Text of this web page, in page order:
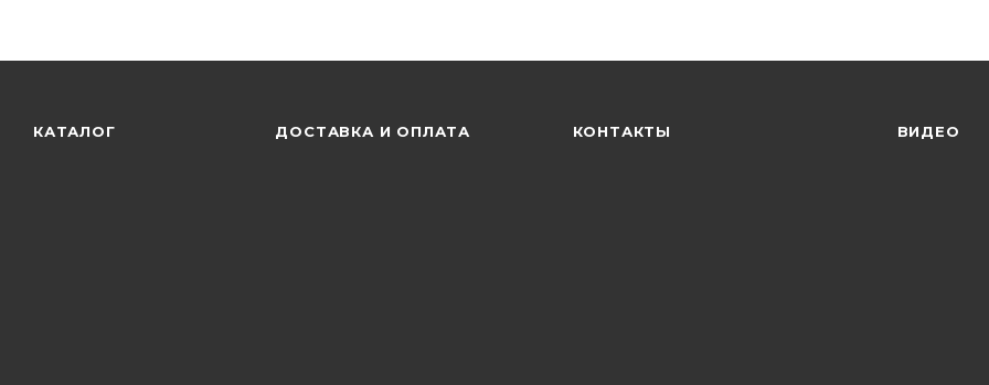
КАТАЛОГ ДОСТАВКА И ОПЛАТА КОНТАКТЫ ВИДЕО